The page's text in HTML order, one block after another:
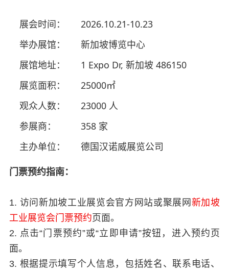
展会时间：
2026.10.21-10.23
举办展馆：
新加坡博览中心
展馆地址：
1 Expo Dr, 新加坡 486150
展览面积：
25000㎡
观众人数：
23000 人
参展商：
358 家
主办单位：
德国汉诺威展览公司
门票预约指南：
1. 访问新加坡工业展览会官方网站或聚展网 新加坡
工业展览会门票预约页面。
2. 点击“门票预约”或“立即申请”按钮，进入预约页
面。
3. 根据提示填写个人信息，包括姓名、联系电话、